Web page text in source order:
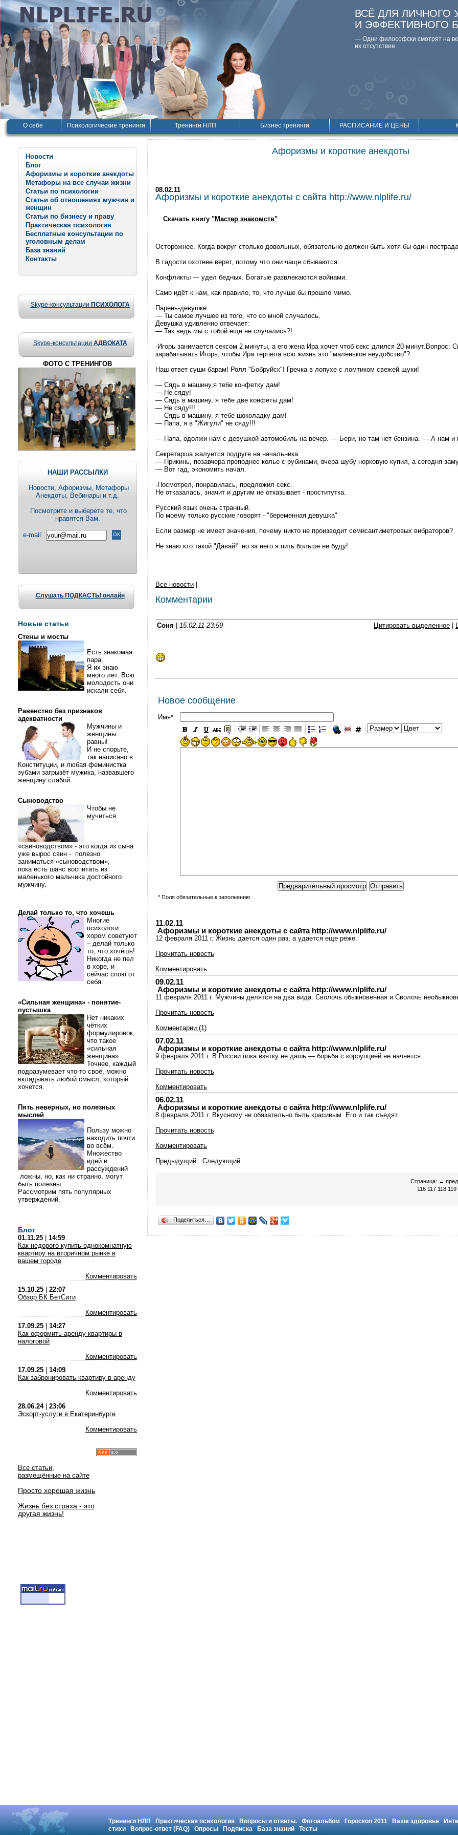
ВСЁ ДЛЯ ЛИЧНОГО
И ЭФФЕКТИВНОГО
— Одни философски смотpят на
их отсутствие.
О себе Психологические тренинги Тренинги НЛП Бизнес тренинги РАСПИСАНИЕ И ЦЕНЫ
Новости
Блог
Афоризмы и короткие анекдоты
Метафоры на все случаи жизни
Статьи по психологии
Статьи об отношениях мужчин и
женщин
Статьи по бизнесу и праву
Практическая психология
Бесплатные консультации по
уголовным делам
База знаний
Контакты
Skype-консультации ПСИХОЛОГА
Skype-консультации АДВОКАТА
ФОТО С ТРЕНИНГОВ
НАШИ РАССЫЛКИ
Новости, Aфоризмы, Метафоры
Анекдоты, Вебинары и т.д.
Посмотрите и выберете те, что
нравятся Вам.
e-mail
Слушать ПОДКАСТЫ онлайн
Новые статьи
Стены и мосты
Есть знакомая
пара.
Я их знаю
много лет. Всю
молодость они
искали себя.
Равенство без признаков
адекватности
Мужчины и
женщины
равны!
И не спорьте,
так написано в
Конституции, и любая феминистка
зубами загрызёт мужика, назвавшего
женщину слабой.
Сыноводство
Чтобы не
мучиться
«свиноводством» - это когда из сына
уже вырос свин - полезно
заниматься «сыноводством»,
пока есть шанс воспитать из
маленького мальчика достойного
мужчину.
Делай только то, что хочешь
Многие
психологи
хором советуют
– делай только
то, что хочешь!
Никогда не пел
в хоре, и
сейчас спою от
себя.
«Сильная женщина» - понятие-
пустышка
Нет никаких
чётких
формулировок,
что такое
«сильная
женщина».
Точнее, каждый
подразумевает что-то своё, можно
вкладывать любой смысл, который
хочется.
Пять неверных, но полезных
мыслей
Пользу можно
находить почти
во всём.
Множество
идей и
рассуждений
ложны, но, как ни странно, могут
быть полезны.
Рассмотрим пять популярных
утверждений.
Блог
01.11.25
14:59
Как недорого купить однокомнатную
квартиру на вторичном рынке в
вашем городе
Комментировать
15.10.25
22:07
Обзор БК БетСити
Комментировать
17.09.25
14:27
Как оформить аренду квартиры в
налоговой
Комментировать
17.09.25
14:09
Как забронировать квартиру в аренду
Комментировать
28.06.24| 23:06
Эскорт-услуги в Екатеринбурге
Комментировать
Все статьи,
размещённые на сайте
Просто хорошая жизнь
Жизнь без страха - это
другая жизнь!
Афоризмы и короткие анекдоты
08.02.11
Афоризмы и короткие анекдоты с сайта http://www.nlplife.ru/
Скачать книгу "Мастер знакомств"
Осторожнее. Когда вокруг столько довольных, обязательно должен быть хотя бы один
В гадости охотнее верят, потому что они чаще сбываются.
Конфликты — удел бедных. Богатые развлекаются войнами.
Само идёт к нам, как правило, то, что лучше бы прошло мимо.
Парень-девушке:
— Ты самое лучшее из того, что со мной случалось.
Девушка удивленно отвечает:
— Так ведь мы с тобой еще не случались?!
-Игорь занимается сексом 2 минуты, а его жена Ира хочет чтоб секс длился 20 минут.Вопрос:
зарабатывать Игорь, чтобы Ира терпела всю жизнь это "маленькое неудобство"?
Наш ответ суши барам! Ролл "Бобруйск"! Гречка в лопухе с ломтиком свежей щуки!
— Сядь в машину,я тебе конфетку дам!
— Не сяду!
— Сядь в машину, я тебе две конфеты дам!
— Не сяду!!!
— Сядь в машину, я тебе шоколадку дам!
— Папа, я в "Жигули" не сяду!!!
— Папа, одолжи нам с девушкой автомобиль на вечер. — Бери, но там нет бензина. — А нам и
Секретарша жалуется подруге на начальника:
— Прикинь, позавчера преподнес колье с рубинами, вчера шубу норковую купил, а сегодня
— Вот гад, экономить начал.
-Посмотрел, понравилась, предложил секс.
Не отказалась, значит и другим не отказывает - проститутка.
Русский язык очень странный.
По моему только русские говорят - "беременная девушка"
Если размер не имеет значения, почему никто не производит семисантиметровых вибраторов?
Не знаю кто такой "Давай!" но за него я пить больше не буду!
Все новости
Комментарии
Соня 15.02.11 23:59 Цитировать выделенное
Новое сообщение
Имя*:
* Поля обязательные к заполнению
11.02.11
Афоризмы и короткие анекдоты с сайта http://www.nlplife.ru/
12 февраля 2011 г. Жизнь дается один раз, а удается еще реже.
Прочитать новость
Комментировать
09.02.11
Афоризмы и короткие анекдоты с сайта http://www.nlplife.ru/
11 февраля 2011 г. Мужчины делятся на два вида: Сволочь обыкновенная и Сволочь
Прочитать новость
Комментарии (1)
07.02.11
Афоризмы и короткие анекдоты с сайта http://www.nlplife.ru/
9 февраля 2011 г. В России пока взятку не дашь — борьба с коррупцией не начнется.
Прочитать новость
Комментировать
06.02.11
Афоризмы и короткие анекдоты с сайта http://www.nlplife.ru/
8 февраля 2011 г. Вкусному не обязательно быть красивым. Его и так съедят.
Прочитать новость
Комментировать
Предыдущий
Следующий
Страница: ←
116 117 118 119
Поделиться…
Тренинги НЛП Практическая психология Вопросы и ответы. Фотоальбом Гороскоп 2011 Ваше здоровье
стихи
Вопрос-ответ (FAQ) Опросы Подписка База знаний Тесты